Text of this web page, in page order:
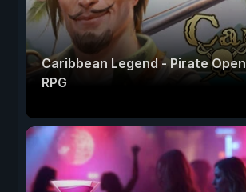
Caribbean Legend - Pirate
RPG